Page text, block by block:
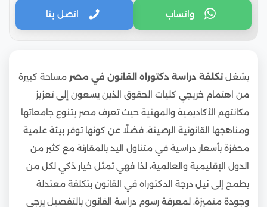
واتساب اتصل بنا
يشغلتكلفة دراسة دكتوراه القانون في مصر مساحة كبيرة
من اهتمام خريجي كليات الحقوق الذين يسعون إلى تعزيز
مكانتهم الأكاديمية والمهنية حيث تعرف مصر بتنوع جامعاتها
ومناهجها القانونية الرصينة، فضلًا عن كونها توفر بيئة علمية
محفزة بأسعار دراسية في متناول اليد بالمقارنة مع كثير من
الدول الإقليمية والعالمية، لذا فهي تمثل خيار ذكي لكل من
يطمح إلى نيل درجة الدكتوراه في القانون بتكلفة معتدلة
وجودة متميزة، لمعرفة رسوم دراسة القانون بالتفصيل يرجى